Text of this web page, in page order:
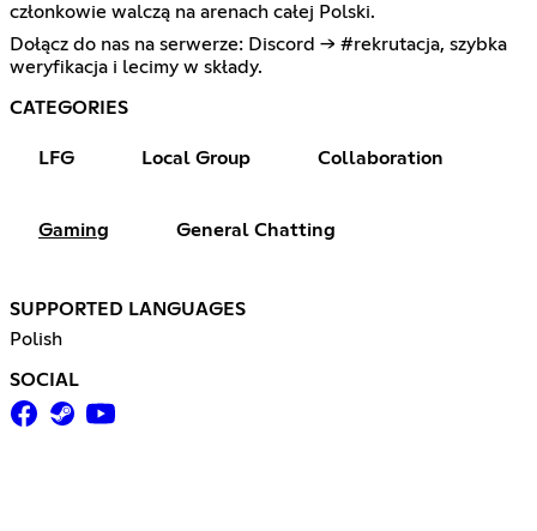
członkowie walczą na arenach całej Polski.
Dołącz do nas na serwerze: Discord → #rekrutacja, szybka
weryfikacja i lecimy w składy.
CATEGORIES
LFG Local Group Collaboration
Gaming General Chatting
SUPPORTED LANGUAGES
Polish
SOCIAL